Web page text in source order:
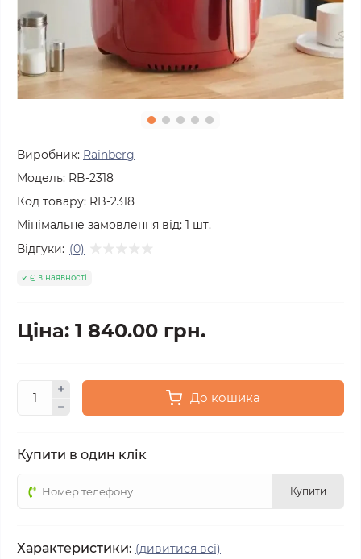
Виробник: Rainberg
Модель: RB-2318
Код товару: RB-2318
Мінімальне замовлення від: 1 шт.
Відгуки: (0)
Є в наявності
Ціна: 1 840.00 грн.
До кошика
Купити в один клік
Купити
Характеристики: (дивитися всі)